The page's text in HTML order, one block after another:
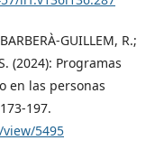
GUILLEM, R.;
(2024): Programas
en las personas
197.
5495